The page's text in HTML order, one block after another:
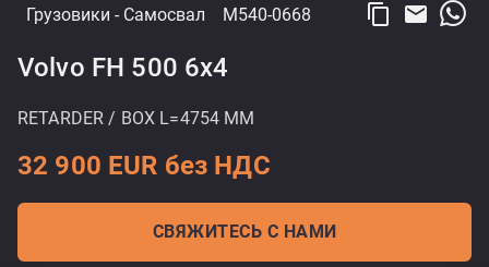
Грузовики - Самосвал M540-0668 content_copy email
Volvo FH 500 6x4
RETARDER / BOX L=4754 MM
32 900 EUR без НДС
СВЯЖИТЕСЬ С НАМИ